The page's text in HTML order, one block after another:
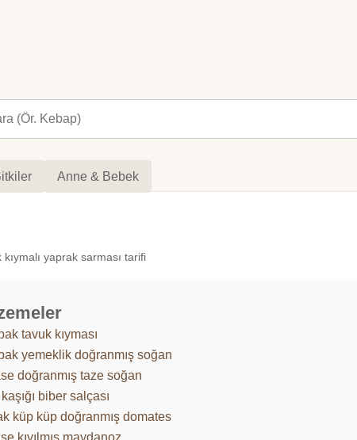
Anne & Bebek
kıymalı yaprak sarması tarifi
tavuk kıyması
yemeklik doğranmış soğan
doğranmış taze soğan
kaşığı biber salçası
küp küp doğranmış domates
kıyılmış maydanoz